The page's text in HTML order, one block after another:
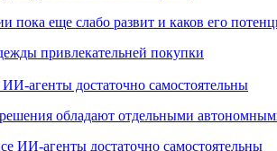
еще слабо развит и каков его
агенты достаточно самостоятельны
обладают отдельными